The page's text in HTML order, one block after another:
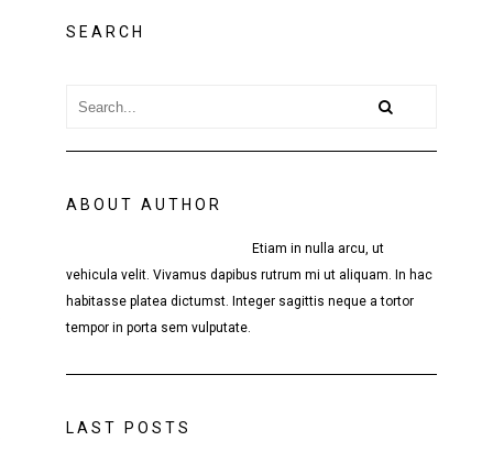
SEARCH
ABOUT AUTHOR
Etiam in nulla arcu, ut
vehicula velit. Vivamus dapibus rutrum mi ut aliquam. In hac
habitasse platea dictumst. Integer sagittis neque a tortor
tempor in porta sem vulputate.
LAST POSTS